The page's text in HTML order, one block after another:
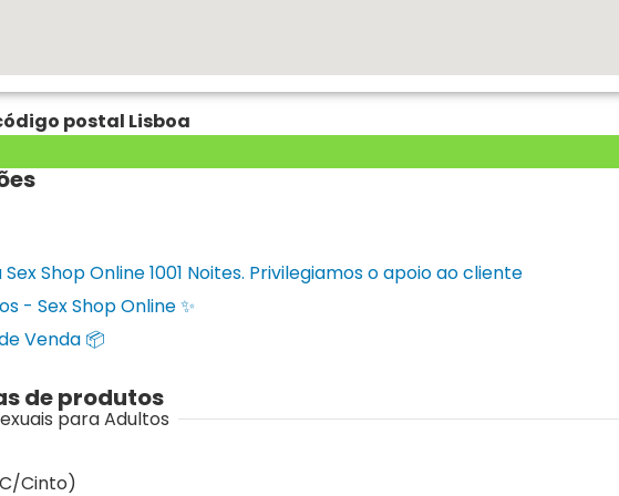
postal Lisboa
Shop Online 1001 Noites. Privilegiamos o apoio ao cliente
- Sex Shop Online ✨
Venda 📦
de produtos
para Adultos
Cinto)